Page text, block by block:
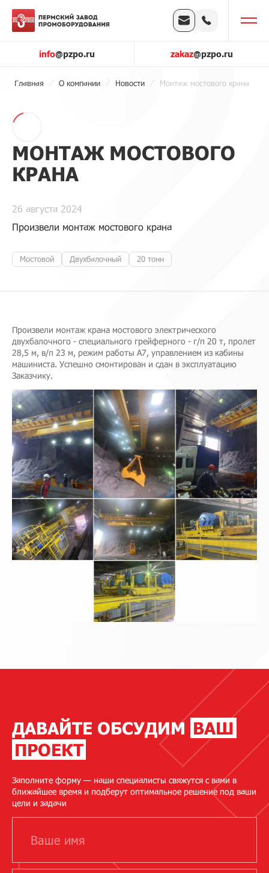
info@pzpo.ru zakaz@pzpo.ru
Главная О компании Новости Монтаж мостового крана
МОНТАЖ МОСТОВОГО
КРАНА
26 августа 2024
Произвели монтаж мостового крана
Мостовой Двухбалочный 20 тонн
Произвели монтаж крана мостового электрического
двухбалочного - специального грейферного - г/п 20 т, пролет
28,5 м, в/п 23 м, режим работы А7, управлением из кабины
машиниста. Успешно смонтирован и сдан в эксплуатацию
Заказчику.
ДАВАЙТЕ ОБСУДИМ ВАШ
ПРОЕКТ
Заполните форму — наши специалисты свяжутся с вами в
ближайшее время и подберут оптимальное решение под ваши
цели и задачи